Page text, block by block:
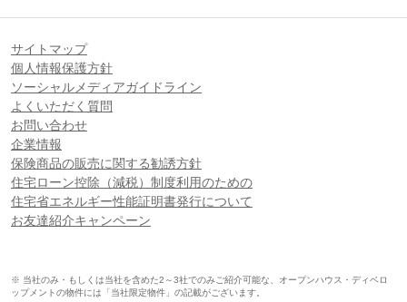
サイトマップ
個人情報保護方針
ソーシャルメディアガイドライン
よくいただく質問
お問い合わせ
企業情報
保険商品の販売に関する勧誘方針
住宅ローン控除（減税）制度利用のための
住宅省エネルギー性能証明書発行について
お友達紹介キャンペーン
※ 当社のみ・もしくは当社を含めた2～3社でのみご紹介可能な、オープンハウス・ディベロ
ップメントの物件には「当社限定物件」の記載がございます。